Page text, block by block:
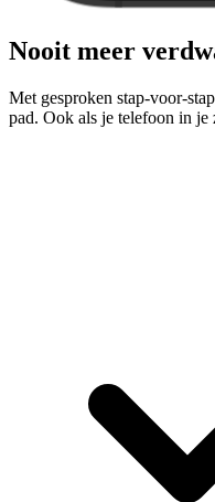
Nooit meer
Met gesproken stap-voor-
pad. Ook als je telefoon in je